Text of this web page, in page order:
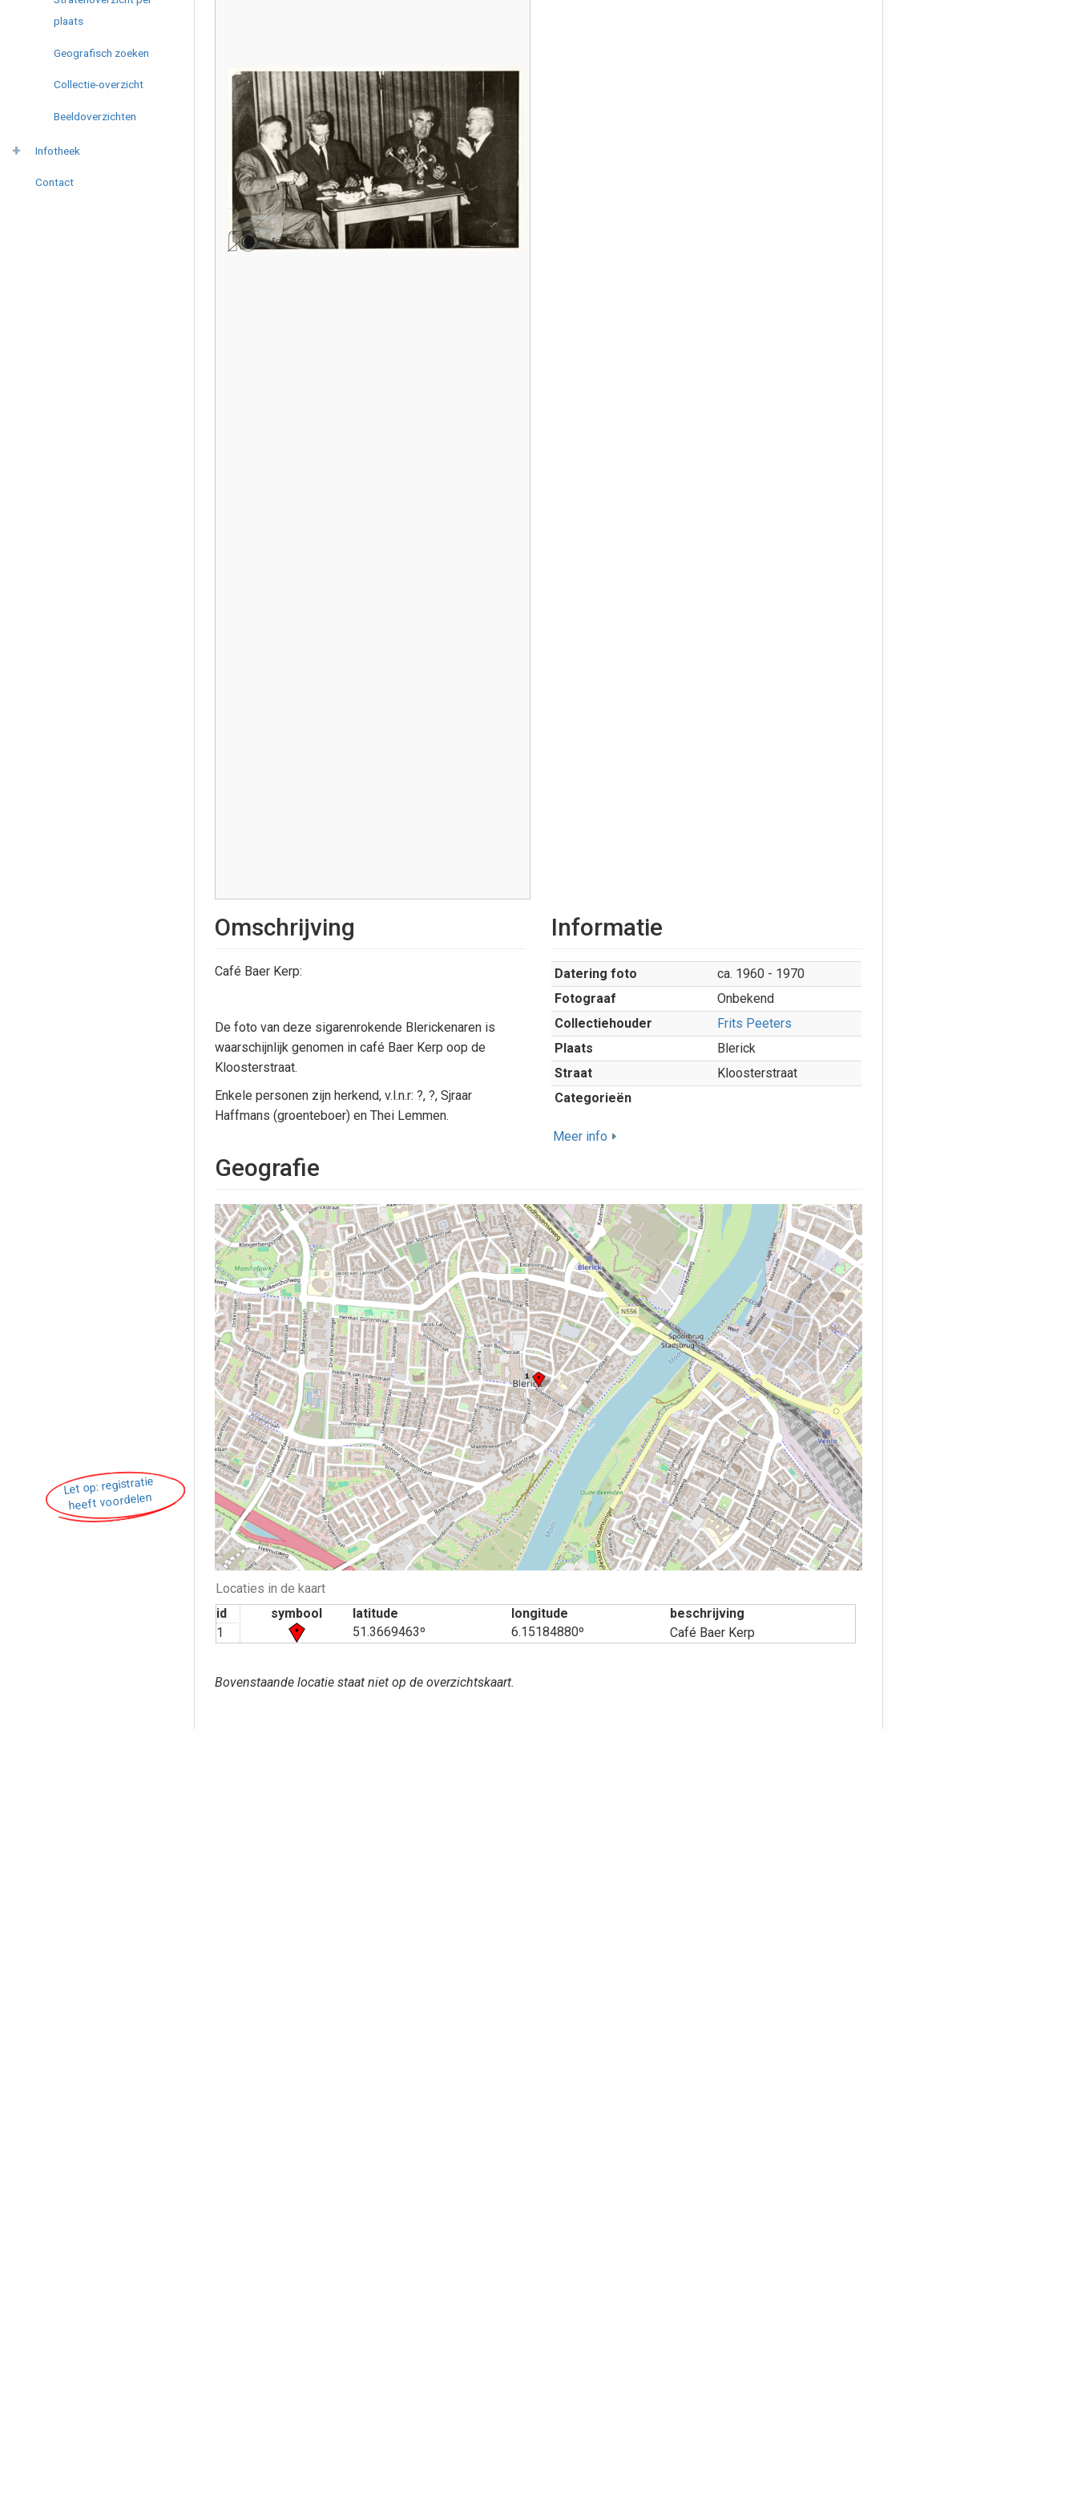
Let op: registratie
heeft voordelen
plaats
Geografisch zoeken
Collectie-overzicht
Beeldoverzichten
Infotheek
Contact
Omschrijving
Café Baer Kerp:
De foto van deze sigarenrokende Blerickenaren is
waarschijnlijk genomen in café Baer Kerp oop de
Kloosterstraat.
Enkele personen zijn herkend, v.l.n.r: ?, ?, Sjraar
Haffmans (groenteboer) en Thei Lemmen.
Informatie
Datering foto
ca. 1960 - 1970
Fotograaf
Onbekend
Collectiehouder
Frits Peeters
Plaats
Blerick
Straat
Kloosterstraat
Categorieën
Meer info
Geografie
Locaties in de kaart
id
symbool latitude longitude
beschrijving
1
51.3669463º 6.15184880º Café Baer Kerp
Bovenstaande locatie staat niet op de overzichtskaart.